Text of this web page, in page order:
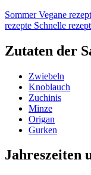
Sommer Vegane
rezepte Schnelle
Zutaten der
Zwiebeln
Knoblauch
Zuchinis
Minze
Origan
Gurken
Jahreszeiten